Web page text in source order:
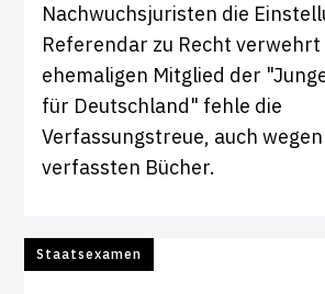
Nachwuchsjuristen die
Referendar zu Recht
ehemaligen Mitglied der
für Deutschland" fehle die
Verfassungstreue, auch
verfassten Bücher.
Staatsexamen